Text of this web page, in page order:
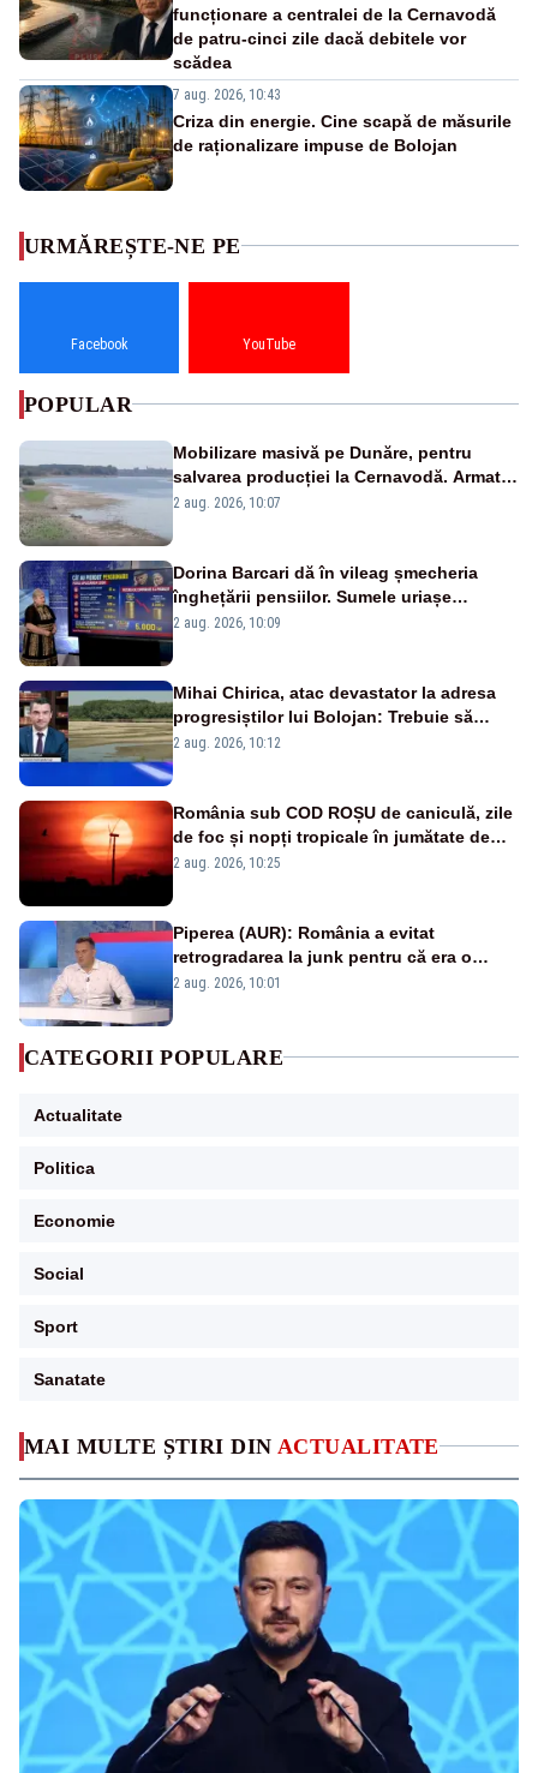
funcționare a centralei de la Cernavodă
de patru-cinci zile dacă debitele vor
scădea
7 aug. 2026, 10:43
Criza din energie. Cine scapă de măsurile
de raționalizare impuse de Bolojan
MAI MULTE ȘTIRI DIN ACTUALITATE
URMĂREȘTE-NE PE
Facebook YouTube
POPULAR
Mobilizare masivă pe Dunăre, pentru
salvarea producției la Cernavodă. Armata
va detona o stâncă și va devia apa
2 aug. 2026, 10:07
Dorina Barcari dă în vileag șmecheria
înghețării pensiilor. Sumele uriașe
pierdute de fiecare român
2 aug. 2026, 10:09
Mihai Chirica, atac devastator la adresa
progresiștilor lui Bolojan: Trebuie să
protejăm și natura, dar nu șținem omaneii
2 aug. 2026, 10:12
România sub COD ROȘU de caniculă, zile
de foc și nopți tropicale în jumătate de
țară
2 aug. 2026, 10:25
Piperea (AUR): România a evitat
retrogradarea la junk pentru că era o
catastrofă pentru bănci și fondurile de
2 aug. 2026, 10:01
CATEGORII POPULARE
Actualitate
Politica
Economie
Social
Sport
Sanatate